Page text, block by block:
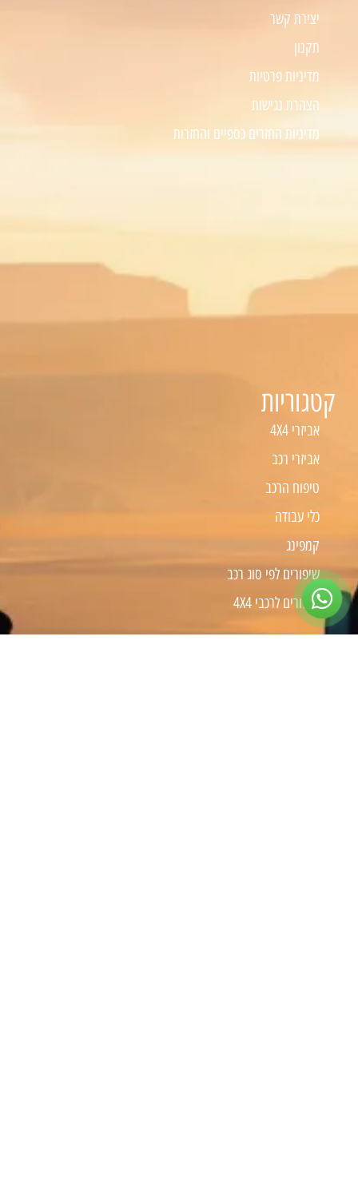
יצירת קשר
תקנון
מדיניות פרטיות
הצהרת נגישות
מדיניות החזרים כספיים והחזרות
קטגוריות
אביזרי 4X4
אביזרי רכב
טיפוח הרכב
כלי עבודה
קמפינג
שיפורים לפי סוג רכב
שיפורים לרכבי 4X4